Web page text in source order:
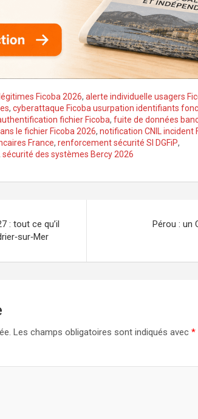
Ficoba 2026, alerte individuelle usagers
, cyberattaque Ficoba usurpation identifiants
fichier Ficoba, fuite de données
le fichier Ficoba 2026, notification CNIL incident
France, renforcement sécurité SI DGFiP,
sécurité des systèmes Bercy 2026
: tout ce qu’il
Pérou : un
Les champs obligatoires sont indiqués avec *